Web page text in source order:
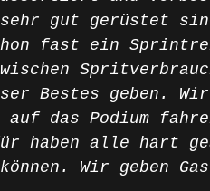
sehr gut gerüstet
fast ein
Bestes geben.
auf das Podium
haben alle hart
Wir geben